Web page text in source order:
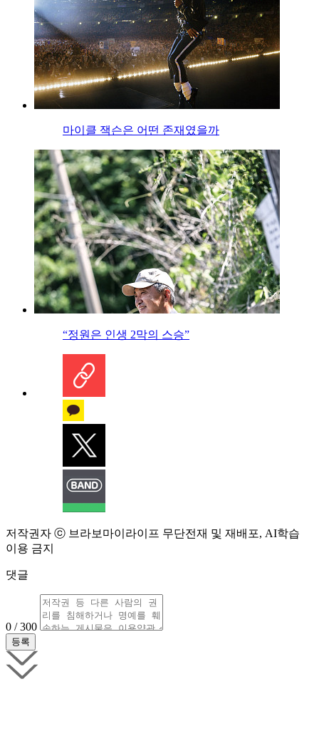
마이클 잭슨은 어떤 존재였을까
“정원은 인생 2막의 스승”
저작권자 ⓒ 브라보마이라이프 무단전재 및 재배포, AI학습
이용 금지
댓글
0 / 300